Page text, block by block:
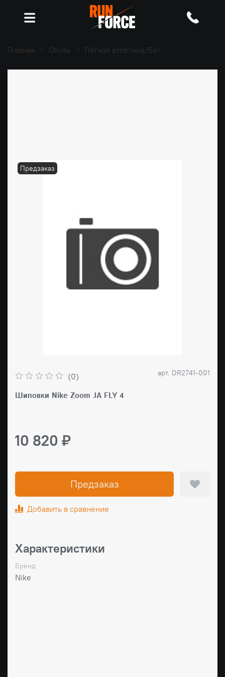
Главная Обувь Лёгкая атлетика/Бег
Предзаказ
(0) арт. DR2741-001
Шиповки Nike Zoom JA FLY 4
10 820 ₽
Предзаказ
Добавить в сравнение
Характеристики
Бренд
Nike